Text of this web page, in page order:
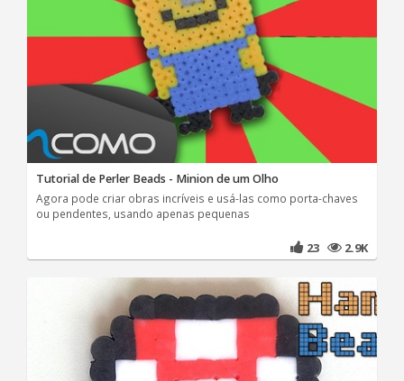
Tutorial de Perler Beads - Minion de um Olho
Agora pode criar obras incríveis e usá-las como porta-chaves
ou pendentes, usando apenas pequenas
23 2.9K